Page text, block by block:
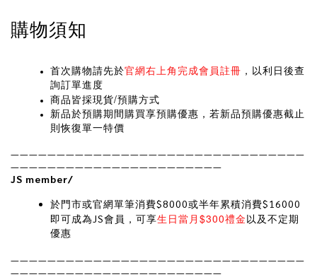
購物須知
首次購物請先於官網右上角完成會員註冊 ，以利日後查
詢訂單進度
商品皆採現貨/預購方式
新品於預購期間購買享預購優惠，若新品預購優惠截止
則恢復單一特價
————————————————————————————————
———————————————————————
JS member/
於門市或官網單筆消費$8000或半年累積消費$16000
即可成為JS會員，可享生日當月 $300禮金 以及不定期
優惠
————————————————————————————————
———————————————————————